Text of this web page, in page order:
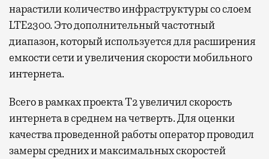
нарастили количество инфраструктуры со слоем
LTE2300. Это дополнительный частотный
диапазон, который используется для расширения
емкости сети и увеличения скорости мобильного
интернета.
Всего в рамках проекта Т2 увеличил скорость
интернета в среднем на четверть. Для оценки
качества проведенной работы оператор проводил
замеры средних и максимальных скоростей